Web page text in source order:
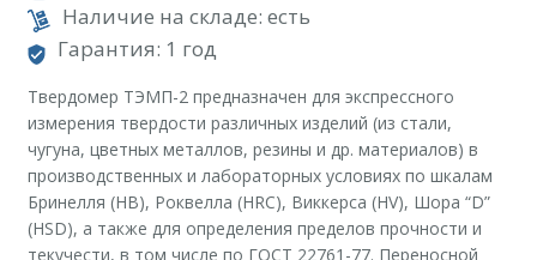
Наличие на складе: есть
Гарантия: 1 год
Твердомер ТЭМП-2 предназначен для экспрессного
измерения твердости различных изделий (из стали,
чугуна, цветных металлов, резины и др. материалов) в
производственных и лабораторных условиях по шкалам
Бринелля (НВ), Роквелла (HRC), Виккерса (HV), Шора “D”
(HSD), а также для определения пределов прочности и
текучести, в том числе по ГОСТ 22761-77. Переносной